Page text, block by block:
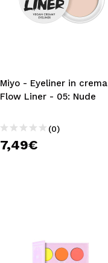
Miyo - Eyeliner in crema
Flow Liner - 05: Nude
(0)
7,49€